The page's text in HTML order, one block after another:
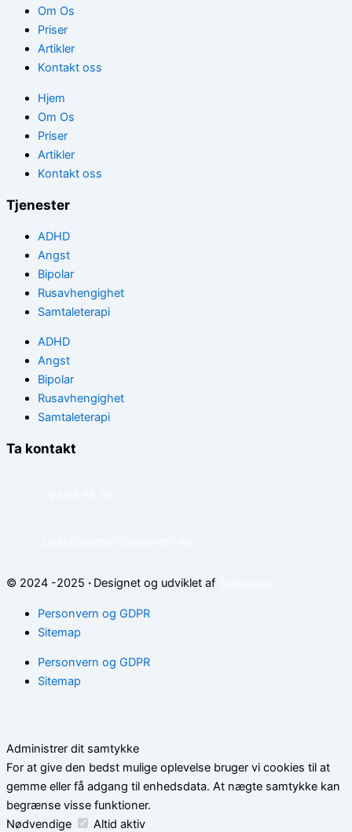
Om Os
Priser
Artikler
Kontakt oss
Hjem
Om Os
Priser
Artikler
Kontakt oss
Tjenester
ADHD
Angst
Bipolar
Rusavhengighet
Samtaleterapi
ADHD
Angst
Bipolar
Rusavhengighet
Samtaleterapi
Ta kontakt
© 2024 -2025 · Designet og udviklet af
Personvern og GDPR
Sitemap
Personvern og GDPR
Sitemap
Administrer dit samtykke
For at give den bedst mulige oplevelse bruger vi cookies til at
gemme eller få adgang til enhedsdata. At nægte samtykke kan
begrænse visse funktioner.
Nødvendige
Altid aktiv